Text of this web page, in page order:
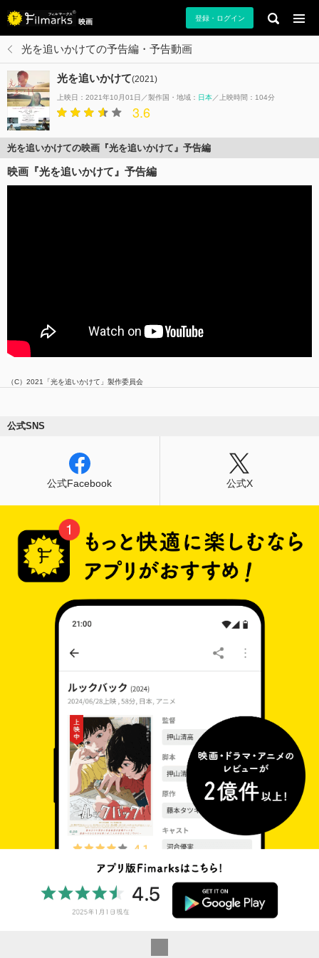
映画 登録・ログイン
光を追いかけての予告編・予告動画
光を追いかけて(2021)
上映日：2021年10月01日 製作国・地域： 日本 上映時間：104分
3.6
光を追いかけての映画『光を追いかけて』予告編
映画『光を追いかけて』予告編
（C）2021「光を追いかけて」製作委員会
公式SNS
公式Facebook 公式X